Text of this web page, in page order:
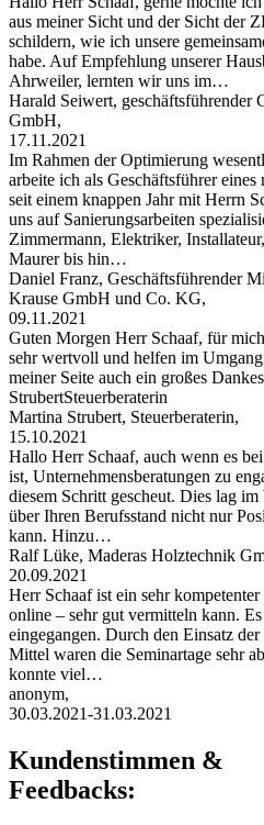
aus meiner Sicht und der Sicht der
schildern, wie ich unsere
habe. Auf Empfehlung unserer
Ahrweiler, lernten wir uns im…
Harald Seiwert, geschäftsführender
GmbH,
17.11.2021
Im Rahmen der Optimierung
arbeite ich als Geschäftsführer
seit einem knappen Jahr mit Herrn
uns auf Sanierungsarbeiten
Zimmermann, Elektriker,
Maurer bis hin…
Daniel Franz, Geschäftsführender
Krause GmbH und Co. KG,
09.11.2021
Guten Morgen Herr Schaaf, für
sehr wertvoll und helfen im
meiner Seite auch ein großes
StrubertSteuerberaterin
Martina Strubert, Steuerberaterin,
15.10.2021
Hallo Herr Schaaf, auch wenn es
ist, Unternehmensberatungen zu
diesem Schritt gescheut. Dies lag im
über Ihren Berufsstand nicht nur
kann. Hinzu…
Ralf Lüke, Maderas Holztechnik
20.09.2021
Herr Schaaf ist ein sehr
online – sehr gut vermitteln kann.
eingegangen. Durch den Einsatz
Mittel waren die Seminartage sehr
konnte viel…
anonym,
30.03.2021-31.03.2021
Kundenstimmen &
Feedbacks: